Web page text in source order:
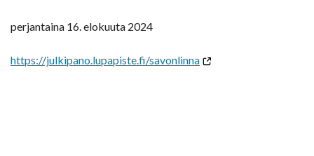
perjantaina 16. elokuuta 2024
https://julkipano.lupapiste.fi/savonlinna